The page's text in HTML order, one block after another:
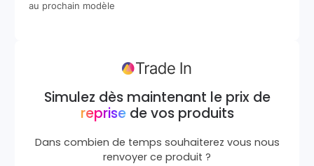
au prochain modèle
Simulez dès maintenant le prix de
reprisede vos produits
Dans combien de temps souhaiterez vous nous
renvoyer ce produit ?